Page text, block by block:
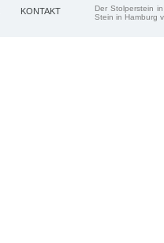
KONTAKT
Der Stolperstein
Stein in Hamburg